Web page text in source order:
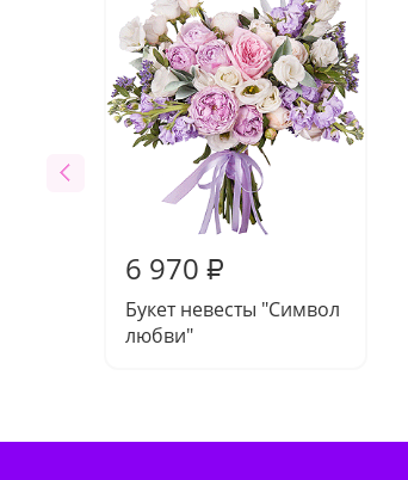
6 970 ₽
Букет невесты "Символ
любви"